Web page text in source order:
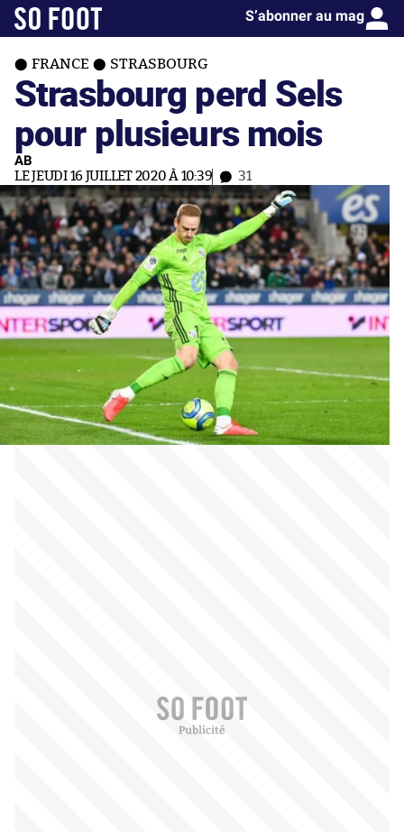
S’abonner au mag
FRANCE STRASBOURG
Strasbourg perd Sels
pour plusieurs mois
AB
LE JEUDI 16 JUILLET 2020 À 10:39 31